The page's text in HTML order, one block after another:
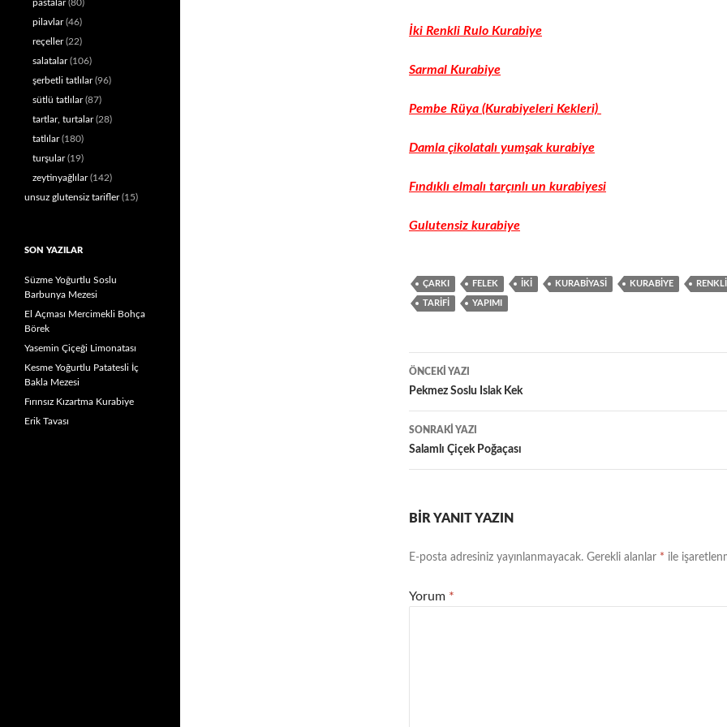
İki Renkli Rulo Kurabiye
Sarmal Kurabiye
Pembe Rüya (Kurabiyeleri Kekleri)
Damla çikolatalı yumşak kurabiye
Fındıklı elmalı tarçınlı un kurabiyesi
Gulutensiz kurabiye
ÇARKI FELEK IKI KURABIYASI KURABIYE RENKLI
TARIFI YAPIMI
Yazı
dolaşımı
ÖNCEKI YAZI
Pekmez Soslu Islak Kek
SONRAKI YAZI
Salamlı Çiçek Poğaçası
BIR YANIT YAZIN
E-posta adresiniz yayınlanmayacak. Gerekli alanlar * ile
Yorum *
pastalar(80)
pilavlar(46)
reçeller(22)
salatalar(106)
şerbetli tatlılar(96)
sütlü tatlılar(87)
tartlar, turtalar(28)
tatlılar(180)
turşular(19)
zeytinyağlılar(142)
unsuz glutensiz tarifler(15)
SON YAZILAR
Süzme Yoğurtlu Soslu
Barbunya Mezesi
El Açması Mercimekli Bohça
Börek
Yasemin Çiçeği Limonatası
Kesme Yoğurtlu Patatesli İç
Bakla Mezesi
Fırınsız Kızartma Kurabiye
Erik Tavası